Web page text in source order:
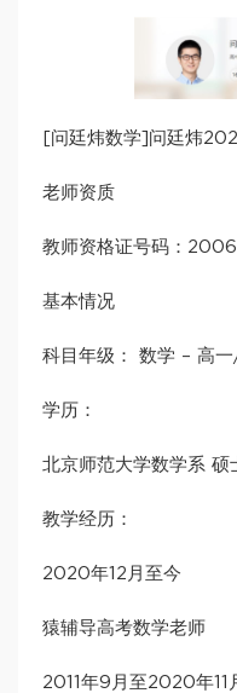
[问廷炜数学]问廷炜
老师资质
教师资格证号码：
基本情况
科目年级： 数学 – 高
学历：
北京师范大学数学系 硕
教学经历：
2020年12月至今
猿辅导高考数学老师
2011年9月至2020年11